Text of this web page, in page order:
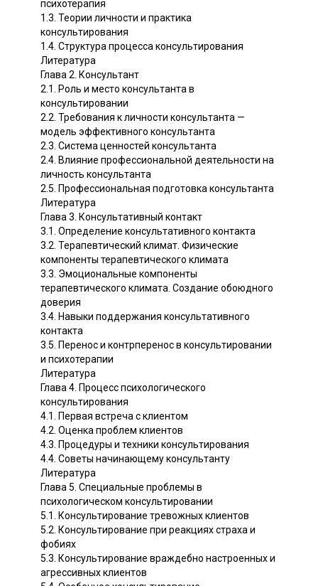
психотерапия
1.3. Теории личности и практика
консультирования
1.4. Структура процесса консультирования
Литература
Глава 2. Консультант
2.1. Роль и место консультанта в
консультировании
2.2. Требования к личности консультанта —
модель эффективного консультанта
2.3. Система ценностей консультанта
2.4. Влияние профессиональной деятельности на
личность консультанта
2.5. Профессиональная подготовка консультанта
Литература
Глава 3. Консультативный контакт
3.1. Определение консультативного контакта
3.2. Терапевтический климат. Физические
компоненты терапевтического климата
3.3. Эмоциональные компоненты
терапевтического климата. Создание обоюдного
доверия
3.4. Навыки поддержания консультативного
контакта
3.5. Перенос и контрперенос в консультировании
и психотерапии
Литература
Глава 4. Процесс психологического
консультирования
4.1. Первая встреча с клиентом
4.2. Оценка проблем клиентов
4.3. Процедуры и техники консультирования
4.4. Советы начинающему консультанту
Литература
Глава 5. Специальные проблемы в
психологическом консультировании
5.1. Консультирование тревожных клиентов
5.2. Консультирование при реакциях страха и
фобиях
5.3. Консультирование враждебно настроенных и
агрессивных клиентов